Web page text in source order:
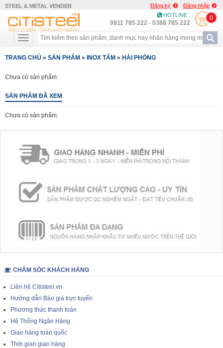
STEEL & METAL VENDER Đăng ký
Đăng nhập
HOTLINE :
0911 785 222 - 0388 785 222
0
TRANG CHỦ » SẢN PHẨM » INOX TẤM » HẢI PHÒNG
Chưa có sản phẩm.
SẢN PHẨM ĐÃ XEM
Chưa có sản phẩm.
CHĂM SÓC KHÁCH HÀNG
Liên hệ Citisteel.vn
Hướng dẫn Báo giá trực tuyến
Phương thức thanh toán
Hệ Thống Ngân Hàng
Giao hàng toàn quốc
Thời gian giao hàng